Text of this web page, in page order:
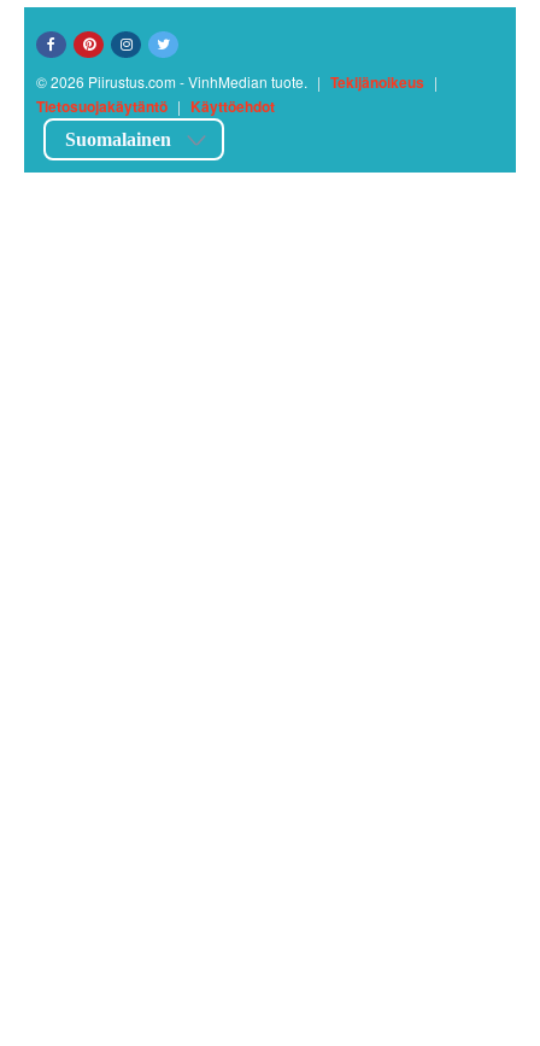
© 2026 Piirustus.com - VinhMedian tuote. | Tekijänoikeus |
Tietosuojakäytäntö | Käyttöehdot
Suomalainen